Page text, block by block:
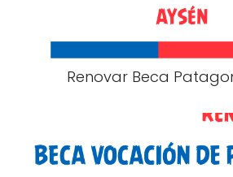
Renovar Beca